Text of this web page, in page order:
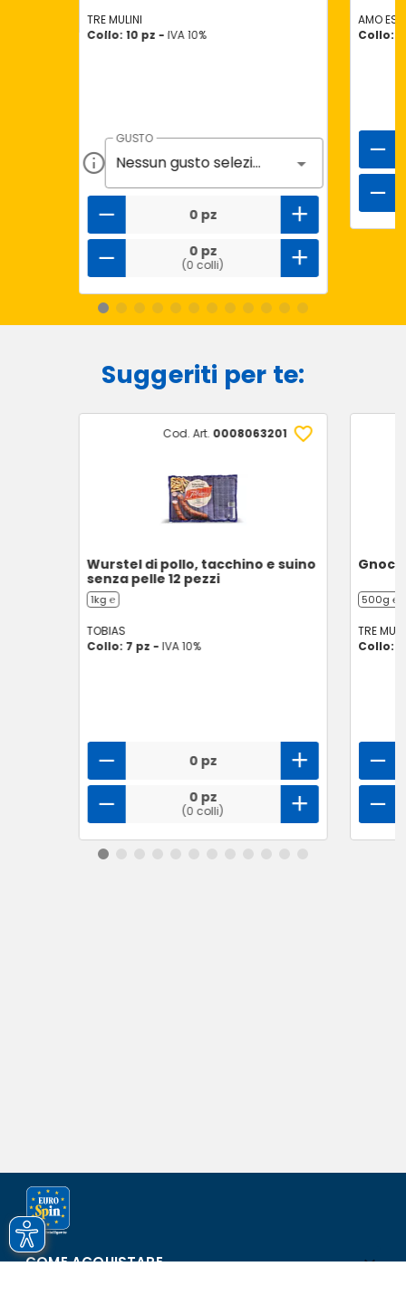
TRE MULINI
Collo: 10 pz - IVA 10%
GUSTO
Nessun gusto selezionato
0 pz
0 pz
(0 colli)
AMO
Collo:
Suggeriti per te:
Cod. Art. 0008063201
Wurstel di pollo, tacchino e suino
senza pelle 12 pezzi
1kg ℮
TOBIAS
Collo: 7 pz - IVA 10%
0 pz
0 pz
(0 colli)
500g ℮
TRE
Collo:
COME ACQUISTARE